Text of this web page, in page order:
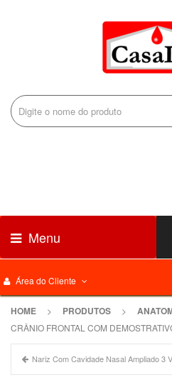
Área do Cliente
Menu
HOME > PRODUTOS >
CRÂNIO FRONTAL COM
Nariz Com Cavidade Nasal Ampliado 3